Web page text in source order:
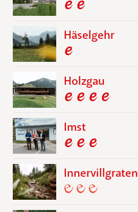
Häselgehr
Holzgau
Imst
Innervillgraten